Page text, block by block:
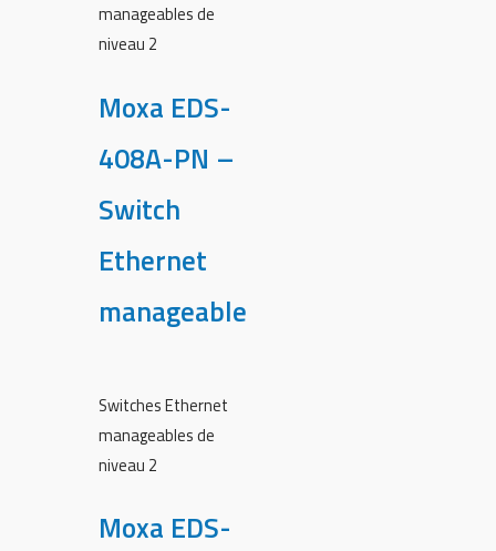
manageables de
niveau 2
Moxa EDS-
408A-PN –
Switch
Ethernet
manageable
Switches Ethernet
manageables de
niveau 2
Moxa EDS-